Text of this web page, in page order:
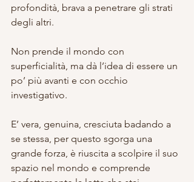
profondità, brava a penetrare gli strati
degli altri.
Non prende il mondo con
superficialità, ma dà l’idea di essere un
po’ più avanti e con occhio
investigativo.
E’ vera, genuina, cresciuta badando a
se stessa, per questo sgorga una
grande forza, è riuscita a scolpire il suo
spazio nel mondo e comprende